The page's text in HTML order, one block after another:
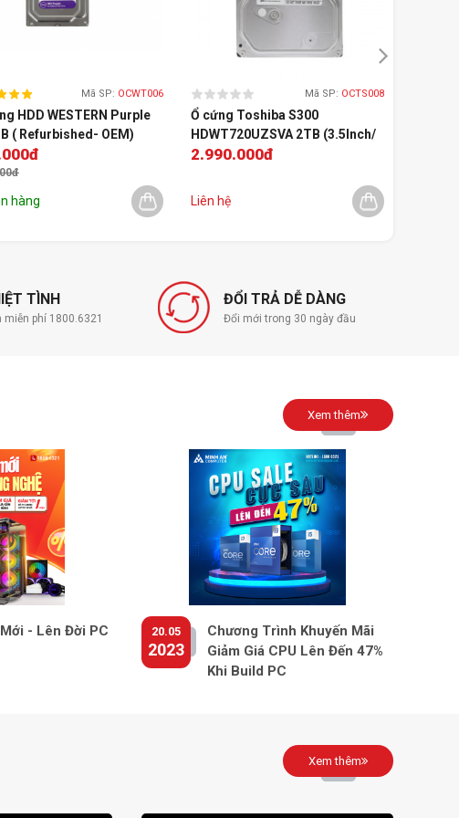
Mã SP: OCWT006
HDD WESTERN Purple
( Refurbished- OEM)
hàng
Mã SP: OCTS008
Ổ cứng Toshiba S300
HDWT720UZSVA 2TB (3.5Inch/
5400rpm/ 128MB/ SATA3)
2.990.000đ
Liên hệ
TÌNH
phí 1800.6321
ĐỔI TRẢ DỄ DÀNG
Đổi mới trong 30 ngày đầu
Xem thêm
- Lên Đời PC 20.05
2023
Chương Trình Khuyến Mãi
Giảm Giá CPU Lên Đến 47%
Khi Build PC
Xem thêm